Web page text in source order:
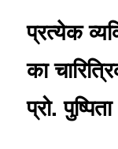
प्रत्येक
का
प्रो. पुष्पिता